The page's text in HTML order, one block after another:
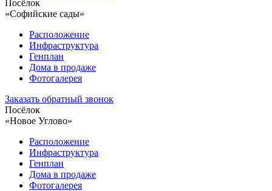
Посёлок
«Софийские сады»
Расположение
Инфраструктура
Генплан
Дома в продаже
Фотогалерея
Заказать обратный звонок
Посёлок
«Новое Углово»
Расположение
Инфраструктура
Генплан
Дома в продаже
Фотогалерея